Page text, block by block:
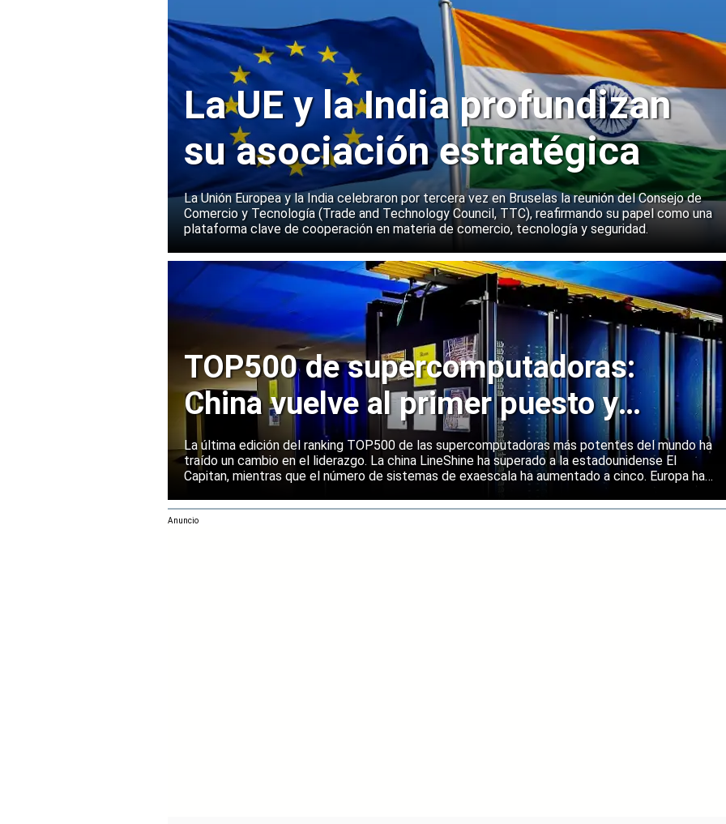
La UE y la India profundizan
su asociación estratégica
La Unión Europea y la India celebraron por tercera vez en Bruselas la reunión del Consejo de
Comercio y Tecnología (Trade and Technology Council, TTC), reafirmando su papel como una
plataforma clave de cooperación en materia de comercio, tecnología y seguridad.
TOP500 de supercomputadoras:
China vuelve al primer puesto y
Europa mantiene una posición sólida
La última edición del ranking TOP500 de las supercomputadoras más potentes del mundo ha
traído un cambio en el liderazgo. La china LineShine ha superado a la estadounidense El
Capitan, mientras que el número de sistemas de exaescala ha aumentado a cinco. Europa ha
rendimiento.
Anuncio